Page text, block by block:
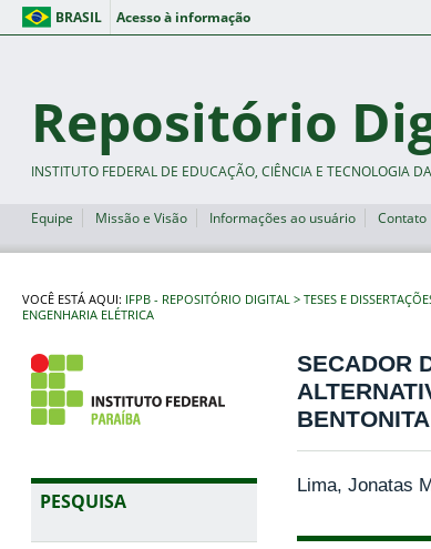
BRASIL Acesso à informação
Repositório
INSTITUTO FEDERAL DE EDUCAÇÃO, CIÊNCIA E TECNOLOGIA
Equipe Missão e Visão Informações ao usuário
Contato
VOCÊ ESTÁ AQUI: IFPB - REPOSITÓRIO DIGITAL TESES E
ENGENHARIA ELÉTRICA
PESQUISA
SECADOR
Lima, Jonatas